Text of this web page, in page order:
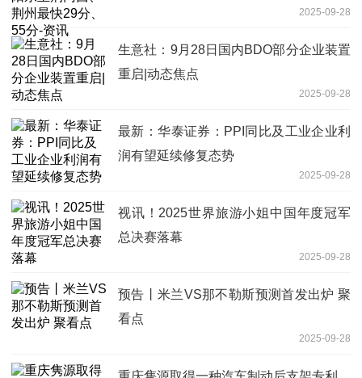
2025-09-28
生意社：9月28日国内BDO部分企业装置
重启|动态焦点
2025-09-28
最新：华泰证券：PPI同比及工业企业利
润有望延续修复态势
2025-09-28
视讯！2025世界旅游小姐中国年度冠军
总决赛落幕
2025-09-28
预告丨米兰VS那不勒斯预测首发出炉 聚
看点
2025-09-28